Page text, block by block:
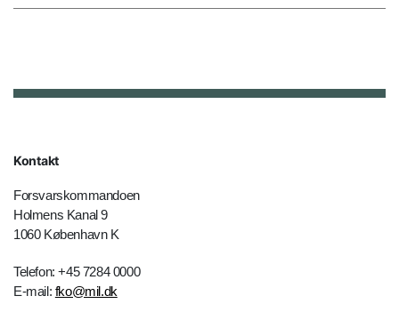
Kontakt
Forsvarskommandoen
Holmens Kanal 9
1060 København K
Telefon: +45 7284 0000
E-mail: fko@mil.dk